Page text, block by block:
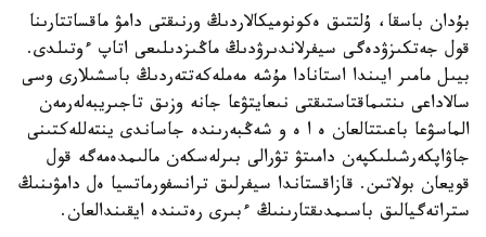
بۇدان باسقا، ۇلتتىق ەكونوميكالاردىڭ ورنىقتى دامۋ ماقساتتارىنا
قول جەتكىزۋدەگى سيفرلاندىرۋدىڭ ماڭىزدىلىعى اتاپ ءوتىلدى.
بيىل مامىر ايىندا استانادا مۇشە مەملەكەتتەردىڭ باسشىلارى وسى
سالاداعى ىنتىماقتاستىقتى نىعايتۋعا جانە وزىق تاجىريبەلەرمەن
الماسۋعا باعىتتالعان ە ا ە و شەڭبەرىندە جاساندى ينتەللەكتىنى
جاۋاپكەرشىلىكپەن دامىتۋ تۋرالى بىرلەسكەن مالىمدەمەگە قول
قويعان بولاتىن. قازاقستاندا سيفرلىق ترانسفورماتسيا ەل دامۋىنىڭ
ستراتەگيالىق باسىمدىقتارىنىڭ ءبىرى رەتىندە ايقىندالعان.